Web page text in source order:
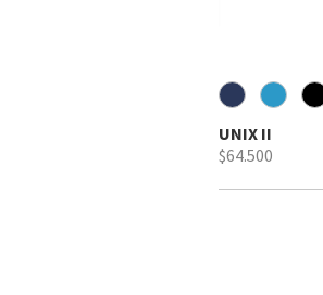
UNIX II
$64.500